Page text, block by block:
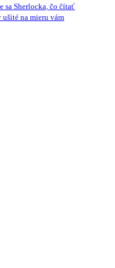
sa Sherlocka, čo čítať
na mieru vám